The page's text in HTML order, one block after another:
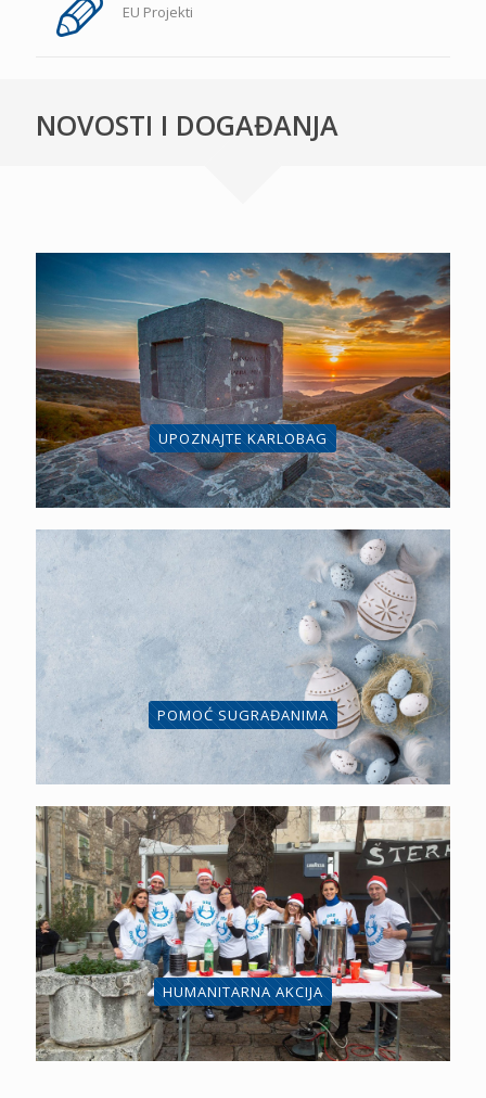
EU Projekti
NOVOSTI I DOGAĐANJA
UPOZNAJTE KARLOBAG
POMOĆ SUGRAĐANIMA
HUMANITARNA AKCIJA